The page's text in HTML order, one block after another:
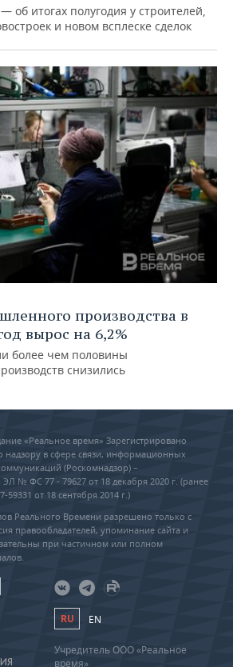
об итогах полугодия у строителей,
и новом всплеске сделок
производства в
вырос на 6,2%
более чем половины
снизились
«Реальное время» Зарегистрировано
в сфере связи, информационных
(Роскомнадзор) –
№ ФС 77 - 79627 от 18 декабря 2020 г. (ранее
от 18 сентября 2014 г.)
Реального Времени разрешено только с
правообладателей, упоминание сайта и
при частичном или полном
RU EN
Учредитель ООО «Реальное
время»